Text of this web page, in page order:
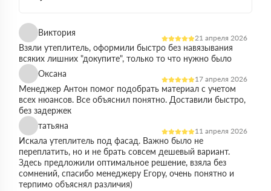
Виктория
21 апреля 2026
Взяли утеплитель, оформили быстро без навязывания
всяких лишних "докупите", только то что нужно было
Оксана
17 апреля 2026
Менеджер Антон помог подобрать материал с учетом
всех нюансов. Все объяснил понятно. Доставили быстро,
без задержек
татьяна
11 апреля 2026
Искала утеплитель под фасад. Важно было не
переплатить, но и не брать совсем дешевый вариант.
Здесь предложили оптимальное решение, взяла без
сомнений, спасибо менеджеру Егору, очень понятно и
терпимо объяснял различия)